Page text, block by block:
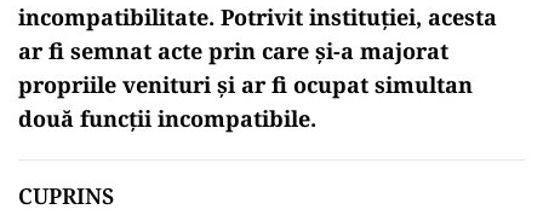
incompatibilitate. Potrivit instituției, acesta
ar fi semnat acte prin care și-a majorat
propriile venituri și ar fi ocupat simultan
două funcții incompatibile.
CUPRINS